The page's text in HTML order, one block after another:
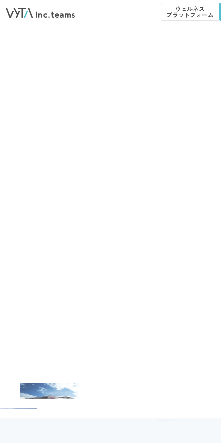
ウェルネス
プラットフォーム
ウェルネス
プラットフォーム